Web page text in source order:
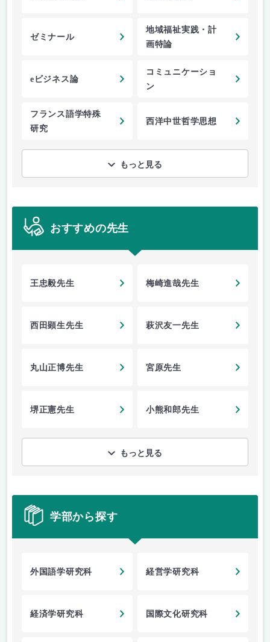
ゼミナール
地域福祉実践・計
画特論
eビジネス論
コミュニケーショ
ン
フランス語学特殊
研究
西洋中世哲学思想
もっと見る
おすすめの先生
王忠毅先生 梅崎進哉先生
西田顕生先生 萩沢友一先生
丸山正博先生 宮原先生
堺正憲先生 小熊和郎先生
もっと見る
学部から探す
外国語学研究科 経営学研究科
経済学研究科 国際文化研究科